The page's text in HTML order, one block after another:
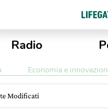
Radio
Economia e
Modificati